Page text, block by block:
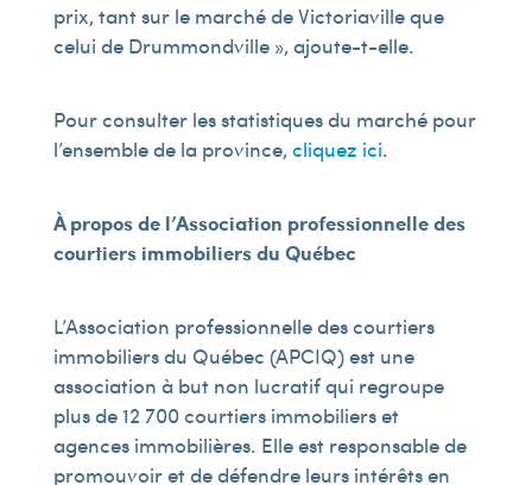
prix, tant sur le marché de Victoriaville que
celui de Drummondville », ajoute-t-elle.
Pour consulter les statistiques du marché pour
l’ensemble de la province, cliquez ici.
À propos de l’Association professionnelle des
courtiers immobiliers du Québec
L’Association professionnelle des courtiers
immobiliers du Québec (APCIQ) est une
association à but non lucratif qui regroupe
plus de 12 700 courtiers immobiliers et
agences immobilières. Elle est responsable de
promouvoir et de défendre leurs intérêts en